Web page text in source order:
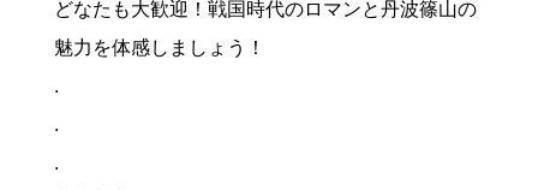
どなたも大歓迎！戦国時代のロマンと丹波篠山の
魅力を体感しましょう！
.
.
.